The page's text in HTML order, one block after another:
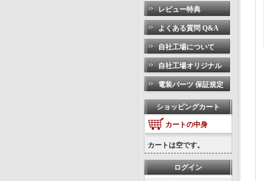
レビュー特典
よくある質問 Q&A
自社工場について
自社工場オリジナル
電装パーツ 保証規定
ショッピングカート
カートの中身
カートは空です。
ログイン